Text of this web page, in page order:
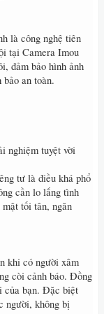
là công nghệ tiên
tại Camera Imou
đảm bảo hình ảnh
an toàn.
nghiệm tuyệt vời
tư là điều khá phổ
cần lo lắng tình
tối tân, ngăn
khi có người xâm
còi cảnh báo. Đồng
của bạn. Đặc biệt
người, không bị